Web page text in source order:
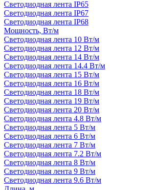
Светодиодная лента IP65
Светодиодная лента IP67
Светодиодная лента IP68
Мощность, Вт/м
Светодиодная лента 10 Вт/м
Светодиодная лента 12 Вт/м
Светодиодная лента 14 Вт/м
Светодиодная лента 14.4 Вт/м
Светодиодная лента 15 Вт/м
Светодиодная лента 16 Вт/м
Светодиодная лента 18 Вт/м
Светодиодная лента 19 Вт/м
Светодиодная лента 20 Вт/м
Светодиодная лента 4.8 Вт/м
Светодиодная лента 5 Вт/м
Светодиодная лента 6 Вт/м
Светодиодная лента 7 Вт/м
Светодиодная лента 7.2 Вт/м
Светодиодная лента 8 Вт/м
Светодиодная лента 9 Вт/м
Светодиодная лента 9.6 Вт/м